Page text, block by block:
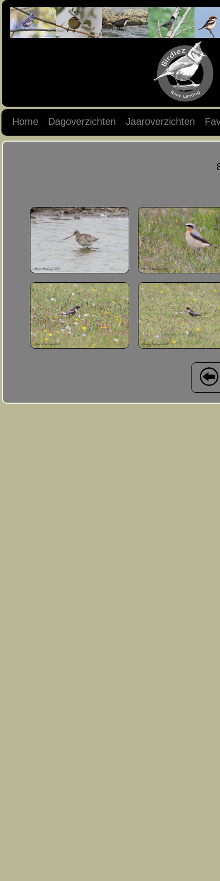
Home Dagoverzichten Jaaroverzichten